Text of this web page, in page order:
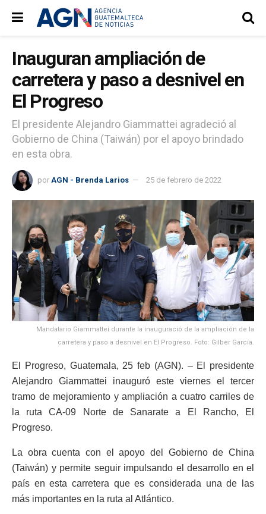
Inauguran ampliación de
carretera y paso a desnivel en
El Progreso
El presidente Alejandro Giammattei agradeció al
Gobierno de China (Taiwán) por el apoyo brindado
en esta obra.
por AGN - Brenda Larios 25 de febrero de 2022
Mandatario Giammattei durante la inauguració de la ampliación de la
carretera y paso a desnivel en El Progreso. Foto: Gilber García.
El Progreso, Guatemala, 25 feb (AGN). – El presidente
Alejandro Giammattei inauguró este viernes el tercer
tramo de mejoramiento y ampliación a cuatro carriles de
la ruta CA-09 Norte de Sanarate a El Rancho, El
Progreso.
La obra cuenta con el apoyo del Gobierno de China
(Taiwán) y permite seguir impulsando el desarrollo en el
país en esta carretera que es considerada una de las
más importantes en la ruta al Atlántico.